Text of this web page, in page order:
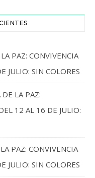
PAZ: CONVIVENCIA
JULIO: SIN COLORES
LA PAZ:
12 AL 16 DE JULIO:
PAZ: CONVIVENCIA
JULIO: SIN COLORES